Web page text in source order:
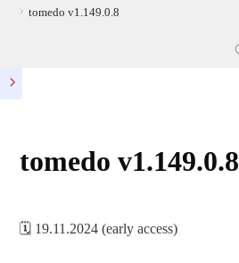
tomedo v1.149.0.8
tomedo v1.149.0.8
🗓️ 19.11.2024 (early access)